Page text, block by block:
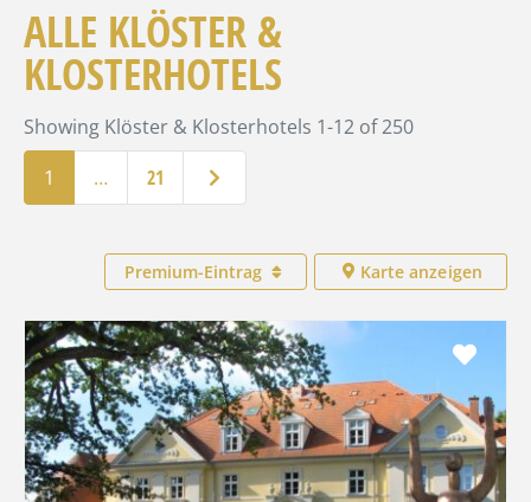
ALLE KLÖSTER &
KLOSTERHOTELS
Showing Klöster & Klosterhotels 1-12 of 250
1
… 21 Ältere Beiträge
Premium-Eintrag Karte anzeigen